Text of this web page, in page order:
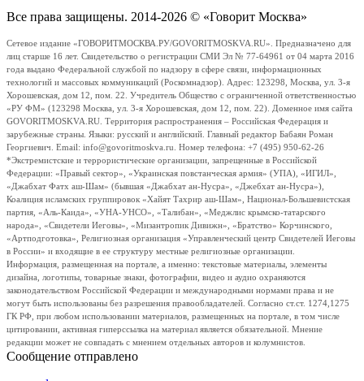
Все права защищены. 2014-2026 © «Говорит Москва»
Сетевое издание «ГОВОРИТМОСКВА.РУ/GOVORITMOSKVA.RU». Предназначено для
лиц старше 16 лет. Свидетельство о регистрации СМИ Эл № 77-64961 от 04 марта 2016
года выдано Федеральной службой по надзору в сфере связи, информационных
технологий и массовых коммуникаций (Роскомнадзор). Адрес: 123298, Москва, ул. 3-я
Хорошевская, дом 12, пом. 22. Учредитель Общество с ограниченной ответственностью
«РУ ФМ» (123298 Москва, ул. 3-я Хорошевская, дом 12, пом. 22). Доменное имя сайта
GOVORITMOSKVA.RU. Территория распространения – Российская Федерация и
зарубежные страны. Языки: русский и английский. Главный редактор Бабаян Роман
Георгиевич. Email: info@govoritmoskva.ru. Номер телефона: +7 (495) 950-62-26
*Экстремистские и террористические организации, запрещенные в Российской
Федерации: «Правый сектор», «Украинская повстанческая армия» (УПА), «ИГИЛ»,
«Джабхат Фатх аш-Шам» (бывшая «Джабхат ан-Нусра», «Джебхат ан-Нусра»),
Коалиция исламских группировок «Хайят Тахрир аш-Шам», Национал-Большевистская
партия, «Аль-Каида», «УНА-УНСО», «Талибан», «Меджлис крымско-татарского
народа», «Свидетели Иеговы», «Мизантропик Дивижн», «Братство» Корчинского,
«Артподготовка», Религиозная организация «Управленческий центр Свидетелей Иеговы
в России» и входящие в ее структуру местные религиозные организации.
Информация, размещенная на портале, а именно: текстовые материалы, элементы
дизайна, логотипы, товарные знаки, фотографии, видео и аудио охраняются
законодательством Российской Федерации и международными нормами права и не
могут быть использованы без разрешения правообладателей. Согласно ст.ст. 1274,1275
ГК РФ, при любом использовании материалов, размещенных на портале, в том числе
цитировании, активная гиперссылка на материал является обязательной. Мнение
редакции может не совпадать с мнением отдельных авторов и колумнистов.
Сообщение отправлено